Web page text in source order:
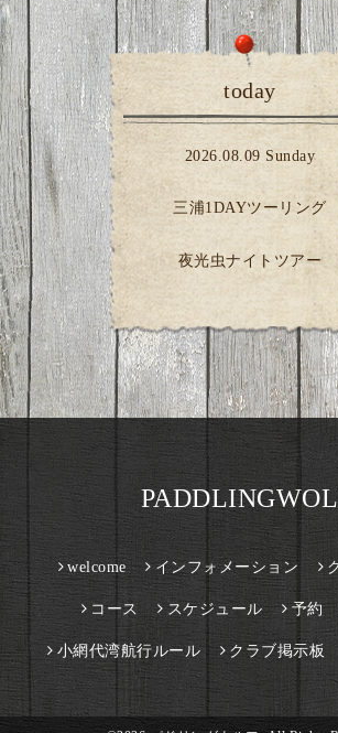
today
2026.08.09 Sunday
三浦1DAYツーリング
夜光虫ナイトツアー
welcome インフォメーション
コース スケジュール 予約
小網代湾航行ルール クラブ掲示板